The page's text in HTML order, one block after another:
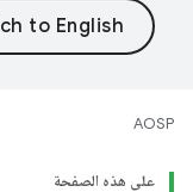
AOSP
على هذه الصفحة